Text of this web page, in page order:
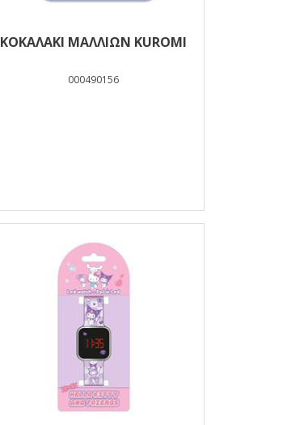
ΚΟΚΑΛΑΚΙ ΜΑΛΛΙΩΝ KUROMI
000490156